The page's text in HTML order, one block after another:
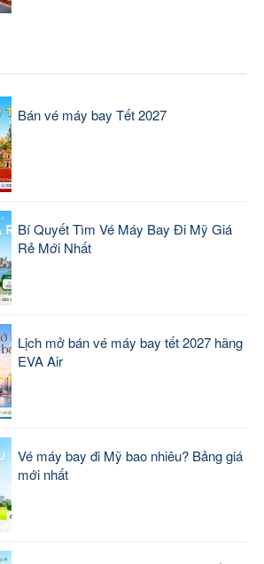
Bán vé máy bay Tết 2027
Bí Quyết Tìm Vé Máy Bay Đi Mỹ Giá
Rẻ Mới Nhất
Lịch mở bán vé máy bay tết 2027 hãng
EVA Air
Vé máy bay đi Mỹ bao nhiêu? Bảng giá
mới nhất